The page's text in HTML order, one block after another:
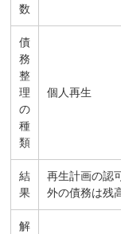
数
債
務
整
理
の
種
類
個人再生
結
果
再生計画の認
外の債務は残
解